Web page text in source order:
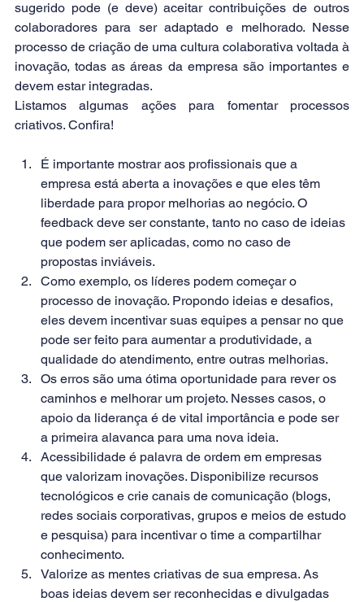
sugerido pode (e deve) aceitar contribuições de outros
colaboradores para ser adaptado e melhorado. Nesse
processo de criação de uma cultura colaborativa voltada à
inovação, todas as áreas da empresa são importantes e
devem estar integradas.
Listamos algumas ações para fomentar processos
criativos. Confira!
É importante mostrar aos profissionais que a
empresa está aberta a inovações e que eles têm
liberdade para propor melhorias ao negócio. O
feedback deve ser constante, tanto no caso de ideias
que podem ser aplicadas, como no caso de
propostas inviáveis.
Como exemplo, os líderes podem começar o
processo de inovação. Propondo ideias e desafios,
eles devem incentivar suas equipes a pensar no que
pode ser feito para aumentar a produtividade, a
qualidade do atendimento, entre outras melhorias.
Os erros são uma ótima oportunidade para rever os
caminhos e melhorar um projeto. Nesses casos, o
apoio da liderança é de vital importância e pode ser
a primeira alavanca para uma nova ideia.
Acessibilidade é palavra de ordem em empresas
que valorizam inovações. Disponibilize recursos
tecnológicos e crie canais de comunicação (blogs,
redes sociais corporativas, grupos e meios de estudo
e pesquisa) para incentivar o time a compartilhar
conhecimento.
Valorize as mentes criativas de sua empresa. As
boas ideias devem ser reconhecidas e divulgadas